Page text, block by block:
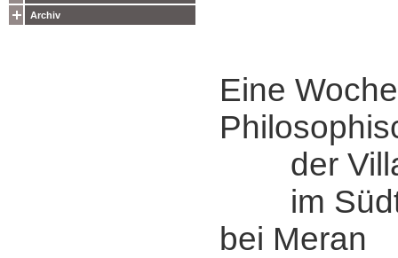
Archiv
Eine
der Villa
im
bei Meran